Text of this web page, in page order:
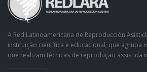
A Red Latinoamericana de Reproducción
instituição científica e educacional, que agrupa
que realizam técnicas de reprodução assistida